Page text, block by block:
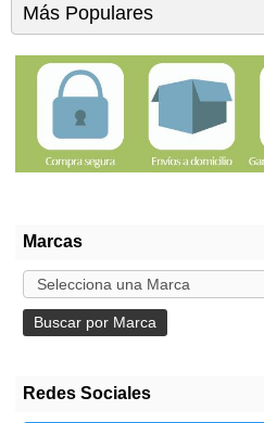
Marcas
Redes Sociales
Más Populares